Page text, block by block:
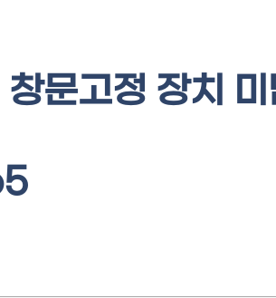
문고정 장치